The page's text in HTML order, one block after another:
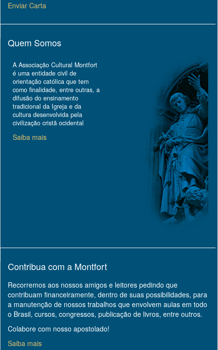
Enviar Carta
Quem Somos
A Associação Cultural Montfort
é uma entidade civil de
orientação católica que tem
como finalidade, entre outras, a
difusão do ensinamento
tradicional da Igreja e da
cultura desenvolvida pela
civilização cristã ocidental
Saiba mais
Contribua com a Montfort
Recorremos aos nossos amigos e leitores pedindo que
contribuam financeiramente, dentro de suas possibilidades, para
a manutenção de nossos trabalhos que envolvem aulas em todo
o Brasil, cursos, congressos, publicação de livros, entre outros.
Colabore com nosso apostolado!
Saiba mais